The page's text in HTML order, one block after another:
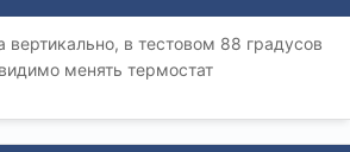
вертикально, в тестовом 88 градусов
менять термостат